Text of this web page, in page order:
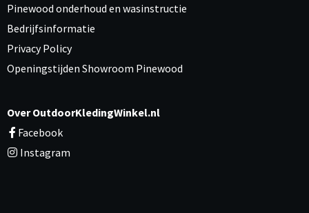
Pinewood onderhoud en wasinstructie
Bedrijfsinformatie
Privacy Policy
Openingstijden Showroom Pinewood
Over OutdoorKledingWinkel.nl
Facebook
Instagram